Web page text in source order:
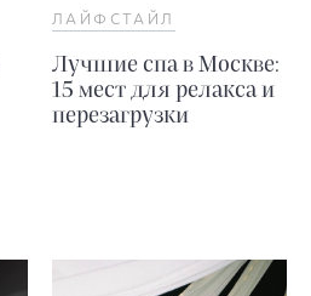
ЛАЙФСТАЙЛ
Лучшие спа в Москве:
15 мест для релакса и
перезагрузки